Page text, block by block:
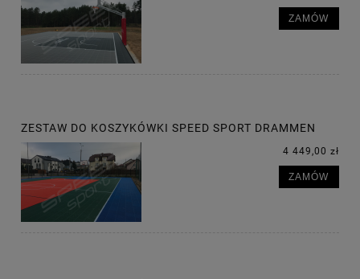
ZAMÓW
ZESTAW DO KOSZYKÓWKI SPEED SPORT DRAMMEN
4 449,00 zł
ZAMÓW